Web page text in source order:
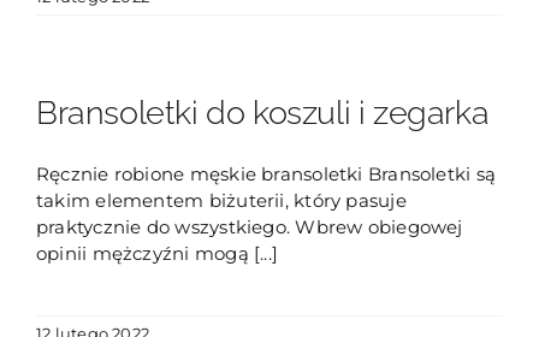
Bransoletki do koszuli i zegarka
Ręcznie robione męskie bransoletki Bransoletki są
takim elementem biżuterii, który pasuje
praktycznie do wszystkiego. Wbrew obiegowej
opinii mężczyźni mogą [...]